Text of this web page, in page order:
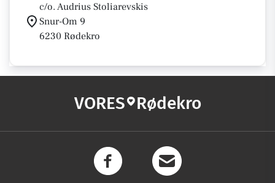
c/o. Audrius Stoliarevskis
Snur-Om 9
6230 Rødekro
VORES Rødekro